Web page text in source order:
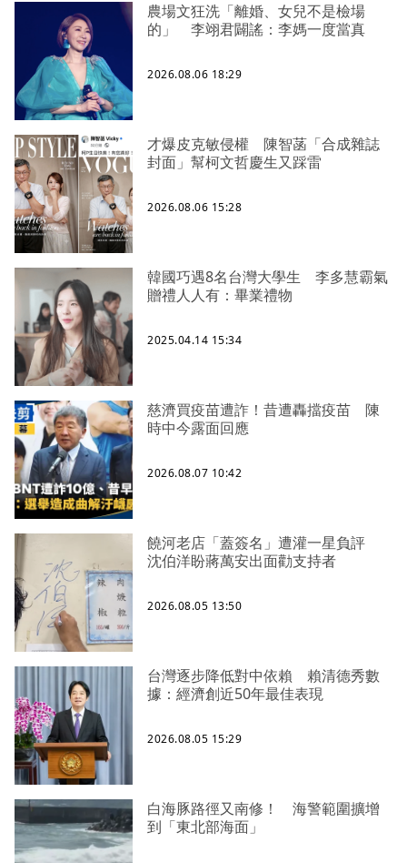
農場文狂洗「離婚、女兒不是檢場
的」 李翊君闢謠：李媽一度當真
2026.08.06 18:29
才爆皮克敏侵權 陳智菡「合成雜誌
封面」幫柯文哲慶生又踩雷
2026.08.06 15:28
韓國巧遇8名台灣大學生 李多慧霸氣
贈禮人人有：畢業禮物
2025.04.14 15:34
慈濟買疫苗遭詐！昔遭轟擋疫苗 陳
時中今露面回應
2026.08.07 10:42
饒河老店「蓋簽名」遭灌一星負評
沈伯洋盼蔣萬安出面勸支持者
2026.08.05 13:50
台灣逐步降低對中依賴 賴清德秀數
據：經濟創近50年最佳表現
2026.08.05 15:29
白海豚路徑又南修！ 海警範圍擴增
到「東北部海面」